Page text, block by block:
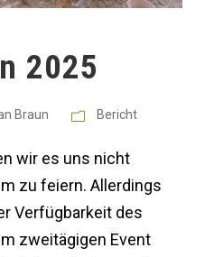
2025
Braun Bericht
wir es uns nicht
zu feiern. Allerdings
Verfügbarkeit des
zweitägigen Event